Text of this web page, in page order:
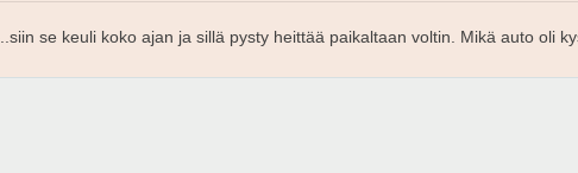
se keuli koko ajan ja sillä pysty heittää paikaltaan voltin. Mikä auto oli